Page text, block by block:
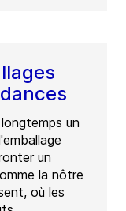
un
un
la nôtre
où les